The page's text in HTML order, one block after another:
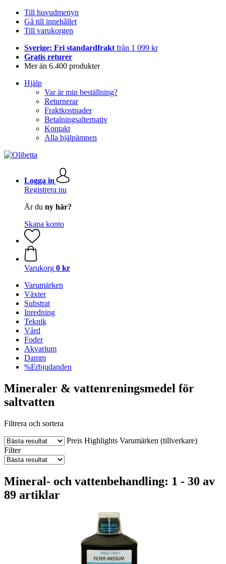
Till huvudmenyn
Gå till innehållet
Till varukorgen
Sverige: Fri standardfrakt från 1 099 kr
Gratis returer
Mer än 6.400 produkter
Hjälp
Var är min beställning?
Returnerar
Fraktkostnader
Betalningsalternativ
Kontakt
Alla hjälpämnen
Logga in
Registrera nu
Är du ny här?
Skapa konto
Varukorg 0 kr
Varumärken
Växter
Substrat
Inredning
Teknik
Vård
Foder
Akvarium
Damm
%Erbjudanden
Mineraler & vattenreningsmedel för
saltvatten
Filtrera och sortera
Preis Highlights Varumärken (tillverkare)
Filter
Mineral- och vattenbehandling: 1 - 30 av
89 artiklar